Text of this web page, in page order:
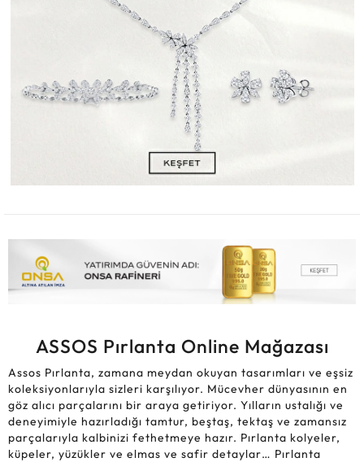
ASSOS Pırlanta Online Mağazası
Assos Pırlanta, zamana meydan okuyan tasarımları ve eşsiz
koleksiyonlarıyla sizleri karşılıyor. Mücevher dünyasının en
göz alıcı parçalarını bir araya getiriyor. Yılların ustalığı ve
deneyimiyle hazırladığı tamtur, beştaş, tektaş ve zamansız
parçalarıyla kalbinizi fethetmeye hazır. Pırlanta kolyeler,
küpeler, yüzükler ve elmas ve safir detaylar… Pırlanta